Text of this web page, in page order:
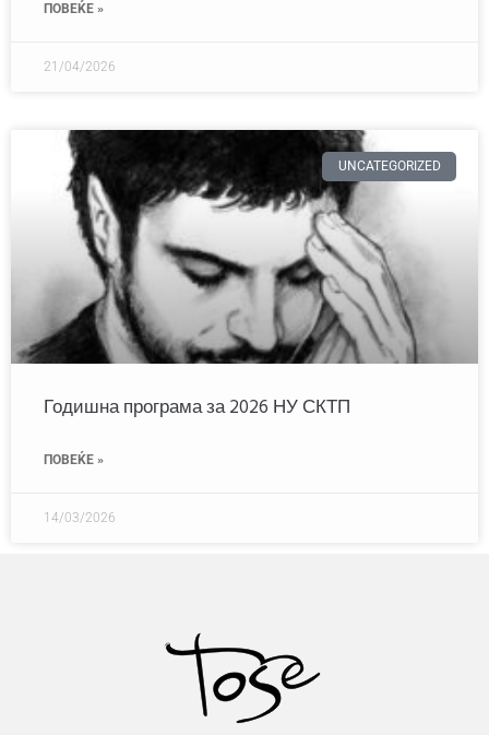
ПОВЕЌЕ »
21/04/2026
UNCATEGORIZED
Годишна програма за 2026 НУ СКТП
ПОВЕЌЕ »
14/03/2026